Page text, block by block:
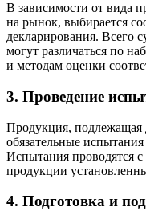
В зависимости от вида
на рынок, выбирается
декларирования. Всего
могут различаться по
и методам оценки
3. Проведение
Продукция, подлежащая
обязательные
Испытания проводятся
продукции
4. Подготовка и